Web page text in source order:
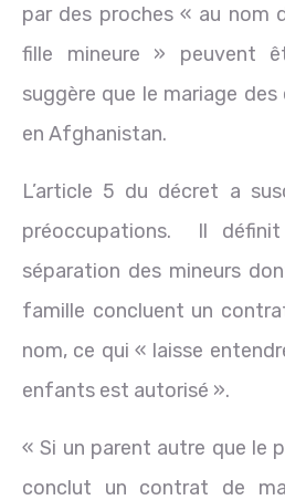
par des proches « au nom
fille mineure » peuvent
suggère que le mariage
en Afghanistan.
L’article 5 du décret a
préoccupations. Il
séparation des mineurs
famille concluent un
nom, ce qui « laisse
enfants est autorisé ».
« Si un parent autre que le
conclut un contrat de